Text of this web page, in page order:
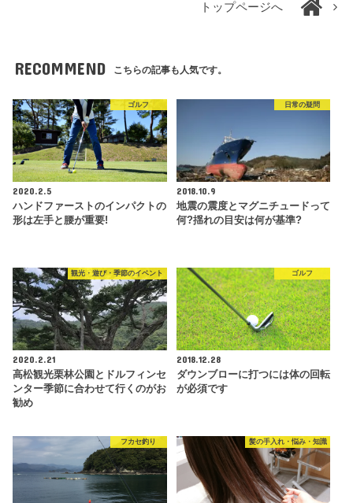
トップページへ
RECOMMEND こちらの記事も人気です。
ゴルフ
2020.2.5
ハンドファーストのインパクトの
形は左手と腰が重要!
日常の疑問
2018.10.9
地震の震度とマグニチュードって
何?揺れの目安は何が基準?
観光・遊び・季節のイベント
2020.2.21
高松観光栗林公園とドルフィンセ
ンター季節に合わせて行くのがお
勧め
ゴルフ
2018.12.28
ダウンブローに打つには体の回転
が必須です
フカセ釣り 髪の手入れ・悩み・知識